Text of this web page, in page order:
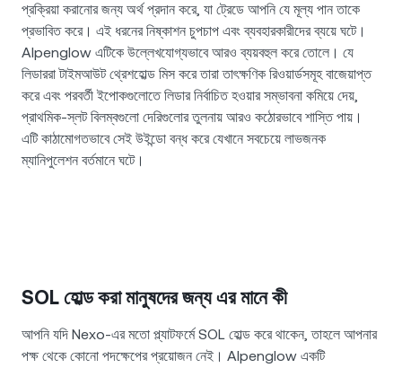
প্রক্রিয়া করানোর জন্য অর্থ প্রদান করে, যা ট্রেডে আপনি যে মূল্য পান তাকে
প্রভাবিত করে। এই ধরনের নিষ্কাশন চুপচাপ এবং ব্যবহারকারীদের ব্যয়ে ঘটে।
Alpenglow এটিকে উল্লেখযোগ্যভাবে আরও ব্যয়বহুল করে তোলে। যে
লিডাররা টাইমআউট থ্রেশহোল্ড মিস করে তারা তাৎক্ষণিক রিওয়ার্ডসমূহ বাজেয়াপ্ত
করে এবং পরবর্তী ইপোকগুলোতে লিডার নির্বাচিত হওয়ার সম্ভাবনা কমিয়ে দেয়,
প্রাথমিক-স্লট বিলম্বগুলো দেরিগুলোর তুলনায় আরও কঠোরভাবে শাস্তি পায়।
এটি কাঠামোগতভাবে সেই উইন্ডো বন্ধ করে যেখানে সবচেয়ে লাভজনক
ম্যানিপুলেশন বর্তমানে ঘটে।
SOL হোল্ড করা মানুষদের জন্য এর মানে কী
আপনি যদি Nexo-এর মতো প্ল্যাটফর্মে SOL হোল্ড করে থাকেন, তাহলে আপনার
পক্ষ থেকে কোনো পদক্ষেপের প্রয়োজন নেই। Alpenglow একটি